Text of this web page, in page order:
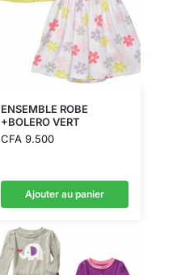
ENSEMBLE ROBE
+BOLERO VERT
CFA9.500
Ajouter au panier